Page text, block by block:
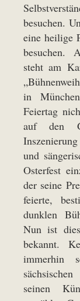
besuchen.
eine heilige
besuchen.
steht am
in
Feiertag
auf den
und
Osterfest
der seine
feierte,
dunklen
Nun ist
bekannt.
immerhin
seinen